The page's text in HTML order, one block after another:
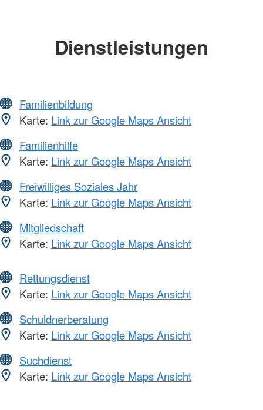
Dienstleistungen
Familienbildung
Karte: Link zur Google Maps Ansicht
Familienhilfe
Karte: Link zur Google Maps Ansicht
Freiwilliges Soziales Jahr
Karte: Link zur Google Maps Ansicht
Mitgliedschaft
Karte: Link zur Google Maps Ansicht
Rettungsdienst
Karte: Link zur Google Maps Ansicht
Schuldnerberatung
Karte: Link zur Google Maps Ansicht
Suchdienst
Karte: Link zur Google Maps Ansicht